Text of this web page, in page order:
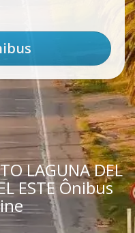
LAGUNA DEL
ESTE Ônibus